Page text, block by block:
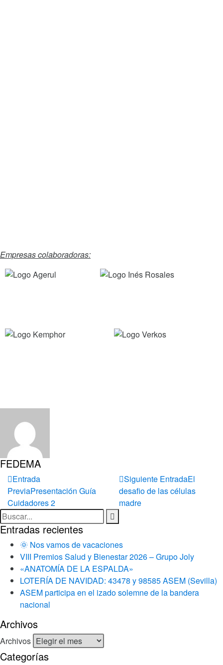
Empresas colaboradoras:
FEDEMA
Entrada
PreviaPresentación Guía
Cuidadores 2
Siguiente EntradaEl
desafio de las células
madre
Entradas recientes
🌞 Nos vamos de vacaciones
VIII Premios Salud y Bienestar 2026 – Grupo Joly
«ANATOMÍA DE LA ESPALDA»
LOTERÍA DE NAVIDAD: 43478 y 98585 ASEM (Sevilla)
ASEM participa en el izado solemne de la bandera
nacional
Archivos
Archivos
Categorías